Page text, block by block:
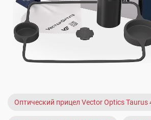
Оптический прицел Vector Optics Taurus